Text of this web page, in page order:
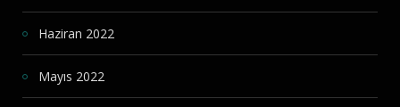
Haziran 2022
Mayıs 2022